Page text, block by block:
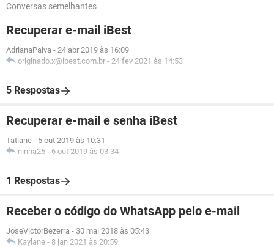
Conversas semelhantes
Recuperar e-mail iBest
AdrianaPaiva - 24 abr 2019 às 16:09
originado.x@ibest.com.br - 24 fev 2021 às 14:53
5 Respostas
Recuperar e-mail e senha iBest
Tatiane - 5 out 2019 às 10:31
ninha25 - 6 out 2019 às 03:34
1 Respostas
Receber o código do WhatsApp pelo e-mail
JoseVictorBezerra - 30 mai 2018 às 05:43
Kaylane - 8 jan 2021 às 20:59